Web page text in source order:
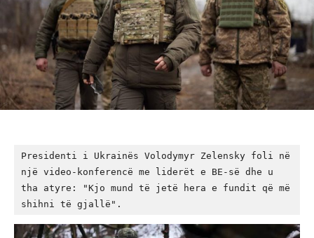
Presidenti i Ukrainës Volodymyr Zelensky foli në
një video-konferencë me liderët e BE-së dhe u
tha atyre: "Kjo mund të jetë hera e fundit që më